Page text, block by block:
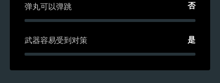
弹丸可以弹跳 否
武器容易受到对策 是